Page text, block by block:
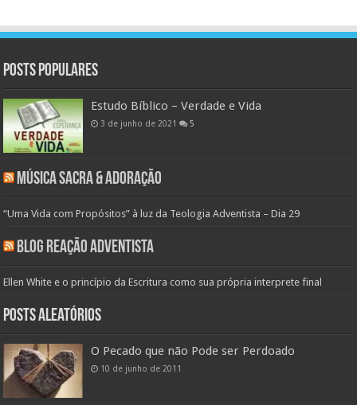
Posts populares
Estudo Bíblico – Verdade e Vida
3 de junho de 2021 5
Música Sacra & Adoração
“Uma Vida com Propósitos” à luz da Teologia Adventista – Dia 29
Blog Reação Adventista
Ellen White e o princípio da Escritura como sua própria interprete final
Posts aleatórios
O Pecado que não Pode ser Perdoado
10 de junho de 2011